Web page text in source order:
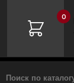
0